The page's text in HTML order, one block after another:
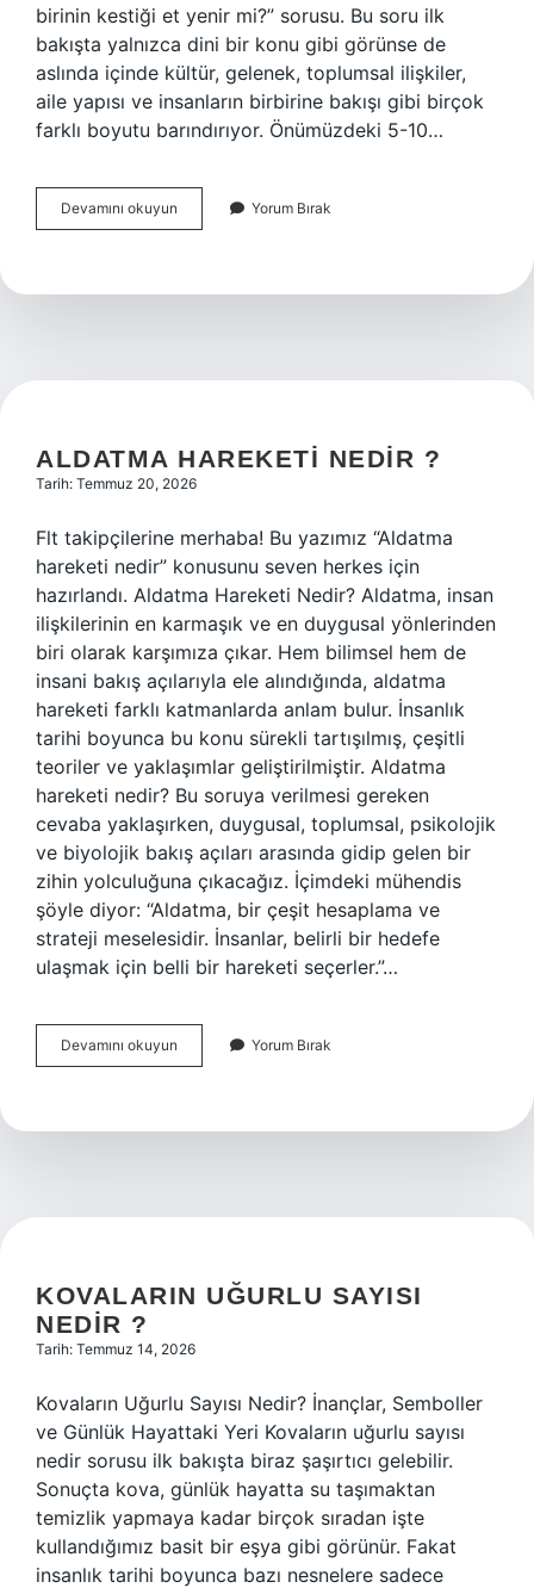
birinin kestiği et yenir mi?” sorusu. Bu soru ilk
bakışta yalnızca dini bir konu gibi görünse de
aslında içinde kültür, gelenek, toplumsal ilişkiler,
aile yapısı ve insanların birbirine bakışı gibi birçok
farklı boyutu barındırıyor. Önümüzdeki 5-10…
Devamını okuyun
birinin
yenir
Yorum Bırak
ALDATMA HAREKETI NEDIR ?
Tarih: Temmuz 20, 2026
Flt takipçilerine merhaba! Bu yazımız “Aldatma
hareketi nedir” konusunu seven herkes için
hazırlandı. Aldatma Hareketi Nedir? Aldatma, insan
ilişkilerinin en karmaşık ve en duygusal yönlerinden
biri olarak karşımıza çıkar. Hem bilimsel hem de
insani bakış açılarıyla ele alındığında, aldatma
hareketi farklı katmanlarda anlam bulur. İnsanlık
tarihi boyunca bu konu sürekli tartışılmış, çeşitli
teoriler ve yaklaşımlar geliştirilmiştir. Aldatma
hareketi nedir? Bu soruya verilmesi gereken
cevaba yaklaşırken, duygusal, toplumsal, psikolojik
ve biyolojik bakış açıları arasında gidip gelen bir
zihin yolculuğuna çıkacağız. İçimdeki mühendis
şöyle diyor: “Aldatma, bir çeşit hesaplama ve
strateji meselesidir. İnsanlar, belirli bir hedefe
ulaşmak için belli bir hareketi seçerler.”…
Devamını okuyun Aldatma
hareketi
Yorum Bırak
KOVALARIN UĞURLU SAYISI
NEDIR ?
Tarih: Temmuz 14, 2026
Kovaların Uğurlu Sayısı Nedir? İnançlar, Semboller
ve Günlük Hayattaki Yeri Kovaların uğurlu sayısı
nedir sorusu ilk bakışta biraz şaşırtıcı gelebilir.
Sonuçta kova, günlük hayatta su taşımaktan
temizlik yapmaya kadar birçok sıradan işte
kullandığımız basit bir eşya gibi görünür. Fakat
insanlık tarihi boyunca bazı nesnelere sadece